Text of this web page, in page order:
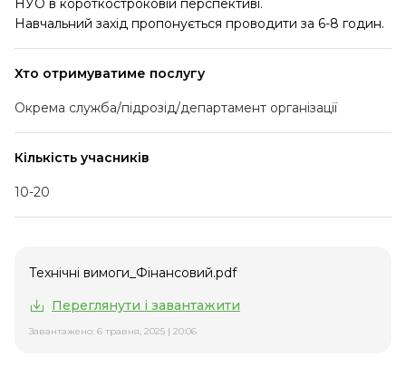
НУО в короткостроковій перспективі.
Навчальний захід пропонується проводити за 6-8 годин.
Хто отримуватиме послугу
Окрема служба/підрозід/департамент організації
Кількість учасників
10-20
Технічні вимоги_Фінансовий.pdf
Переглянути і завантажити
Завантажено: 6 травня, 2025 | 20:06